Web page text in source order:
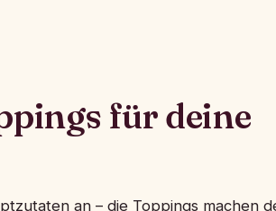
für deine
an – die Toppings machen